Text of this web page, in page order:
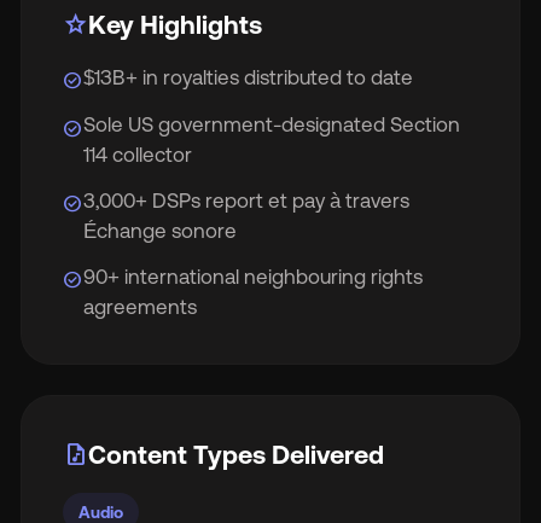
starKey Highlights
check_circle$13B+ in royalties distributed to date
check_circleSole US government-designated Section
114 collector
check_circle3,000+ DSPs report et pay à travers
Échange sonore
check_circle90+ international neighbouring rights
agreements
audio_fileContent Types Delivered
Audio